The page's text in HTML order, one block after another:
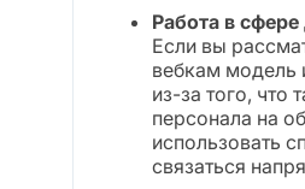
Работа в
Если вы
вебкам модель
из-за того, что
персонала на
использовать
связаться